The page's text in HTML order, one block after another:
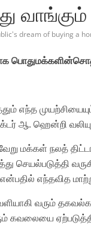
dream of buying a
எந்த
ஆ. ஹென்றி
மக்கள் நலத்
செயல்படுத்தி
எந்தவித
வரும்